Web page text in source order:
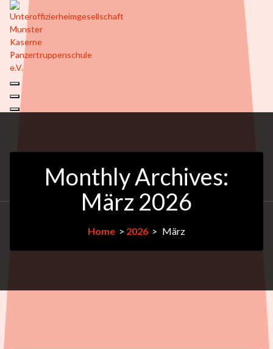
Monthly Archives:
März 2026
Home> 2026> März